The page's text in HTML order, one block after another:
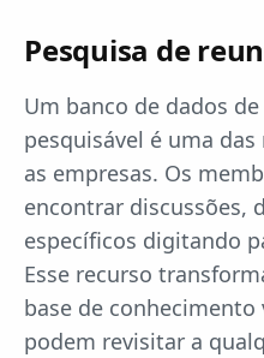
Pesquisa de
Um banco de dados
pesquisável é uma
as empresas. Os
encontrar discussões,
específicos digitando
Esse recurso
base de conhecimento
podem revisitar a